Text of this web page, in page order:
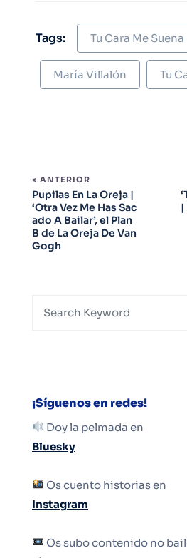
Tags: Tu Cara Me Suena
María Villalón Tu
< ANTERIOR
Pupilas En La Oreja |
‘Otra Vez Me Has Sac
ado A Bailar’, el Plan
B de La Oreja De Van
Gogh
|
¡Síguenos en redes!
Doy la pelmada en
Bluesky
Os cuento historias en
Instagram
Os subo contenido no